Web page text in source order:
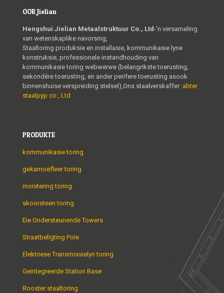
OOR Jielian
Hengshui Jielian Metaalstruktuur Co., Ltd-'n versameling
van wetenskaplike navorsing,
Staaltoring produksie en installasie, kommunikasie lyne
konstruksie, professionele instandhouding van
kommunikasie toring webwerwe (belangrikste toerusting,
sekondêre toerusting, en ander perifere toerusting asook
binnenshuise verspreiding stelsel),Ons staalverskaffer :abter
staalpyp co., Ltd
PRODUKTE
kommunikasie toring
gekamoefleer toring
monitering toring
skoorsteen toring
Eie Ondersteunende Towers
Straatbeligting Pole
Elektriese Transmissielyn toring
Geïntegreerde Station Base
Rooster staaltoring